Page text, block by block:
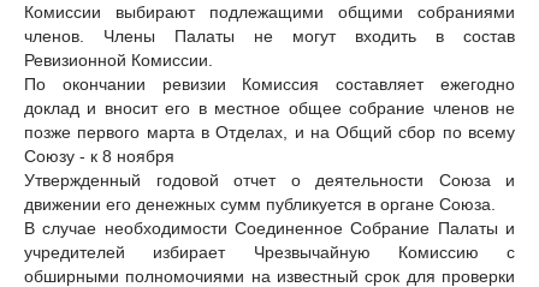
Комиссии выбирают подлежащими общими собраниями
членов. Члены Палаты не могут входить в состав
Ревизионной Комиссии.
По окончании ревизии Комиссия составляет ежегодно
доклад и вносит его в местное общее собрание членов не
позже первого марта в Отделах, и на Общий сбор по всему
Союзу - к 8 ноября
Утвержденный годовой отчет о деятельности Союза и
движении его денежных сумм публикуется в органе Союза.
В случае необходимости Соединенное Собрание Палаты и
учредителей избирает Чрезвычайную Комиссию с
обширными полномочиями на известный срок для проверки